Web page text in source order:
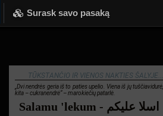
Surask savo pasaką
TŪKSTANČIO IR VIENOS NAKTIES ŠALYJE...
„Dvi nendrės geria iš to paties upelio. Viena iš jų tuščiavidurė,
kita – cukranendrė“ – marokiečių patarlė.
Salamu 'lekum - اسلا عليكم